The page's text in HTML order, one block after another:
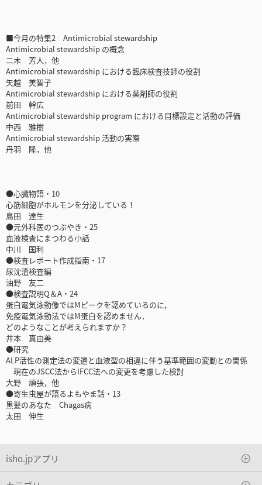
■今月の特集2 Antimicrobial stewardship
Antimicrobial stewardship の概念
二木 芳人，他
Antimicrobial stewardship における臨床検査技師の役割
矢越 美智子
Antimicrobial stewardship における薬剤師の役割
前田 幹広
Antimicrobial stewardship program における目標設定と活動の評価
中西 雅樹
Antimicrobial stewardship 活動の実際
丹羽 隆，他
●心臓物語・10
心筋細胞がホルモンを分泌している！
島田 達生
●元外科医のつぶやき・25
血液検査にまつわる小話
中川 国利
●検査レポート作成指南・17
尿沈渣検査編
油野 友二
●検査説明Q＆A・24
蛋白電気泳動像ではMピークを認めているのに，
免疫電気泳動法ではM蛋白を認めません．
どのようなことが考えられますか？
井本 真由美
●研究
ALP活性の測定法の変遷と血液型の相違に伴う基準範囲の変動との関係
現在のJSCC法からIFCC法への変更を考慮した検討
大野 頑張，他
●寄生虫屋が語るよもやま話・13
黒髪のあなた Chagas病
太田 伸生
isho.jpアプリ